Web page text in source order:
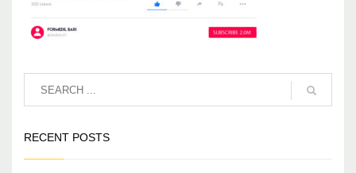
RECENT POSTS